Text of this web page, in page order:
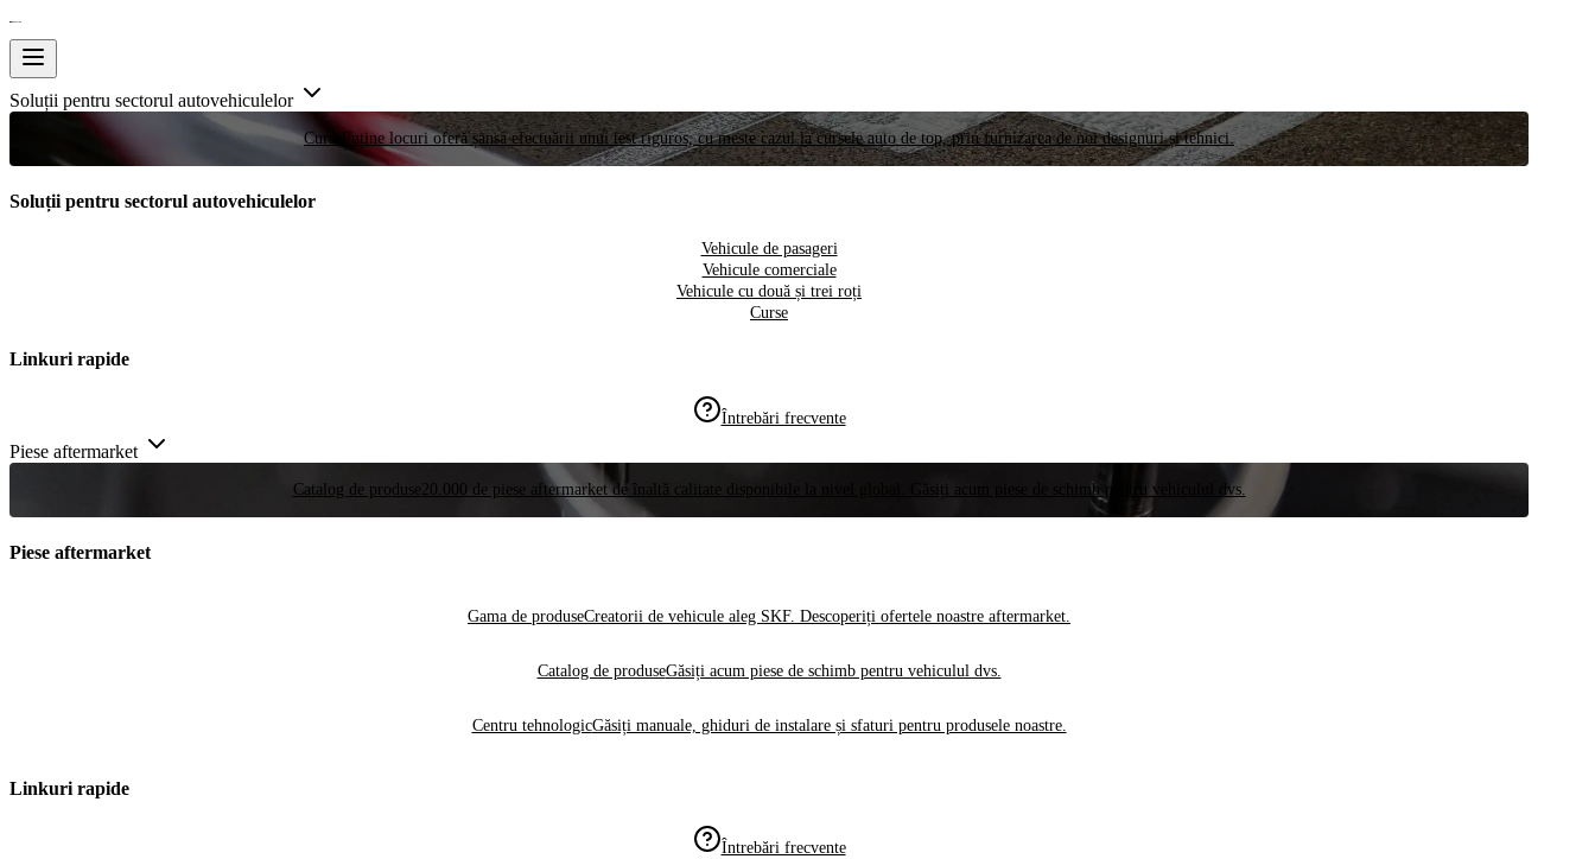
Soluții pentru sectorul autovehiculelor
Curse Puține locuri oferă șansa efectuării unui test riguros, cu meste cazul la cursele auto de top, prin furnizarea de noi designuri și tehnici.
Soluții pentru sectorul autovehiculelor
Vehicule de pasageri
Vehicule comerciale
Vehicule cu două și trei roți
Curse
Linkuri rapide
Întrebări frecvente
Piese aftermarket
Catalog de produse 20.000 de piese aftermarket de înaltă calitate disponibile la nivel global. Găsiți acum piese de schimb pentru vehiculul dvs.
Piese aftermarket
Gama de produseCreatorii de vehicule aleg SKF. Descoperiți ofertele noastre aftermarket.
Catalog de produseGăsiți acum piese de schimb pentru vehiculul dvs.
Centru tehnologicGăsiți manuale, ghiduri de instalare și sfaturi pentru produsele noastre.
Linkuri rapide
Întrebări frecvente